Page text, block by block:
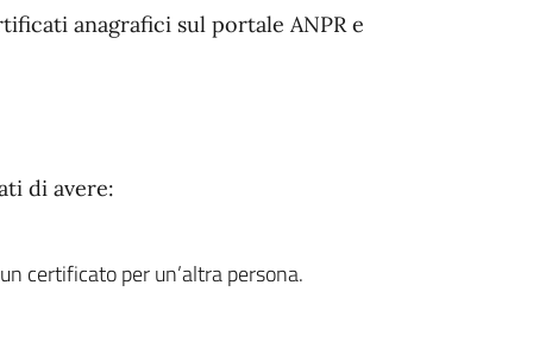
anagrafici sul portale ANPR e
di avere:
certificato per un’altra persona.